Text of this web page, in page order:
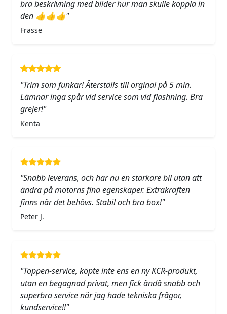
bra beskrivning med bilder hur man skulle koppla in
den 👍👍👍"
Frasse
"Trim som funkar! Återställs till orginal på 5 min.
Lämnar inga spår vid service som vid flashning. Bra
grejer!"
Kenta
"Snabb leverans, och har nu en starkare bil utan att
ändra på motorns fina egenskaper. Extrakraften
finns när det behövs. Stabil och bra box!"
Peter J.
"Toppen-service, köpte inte ens en ny KCR-produkt,
utan en begagnad privat, men fick ändå snabb och
superbra service när jag hade tekniska frågor,
kundservice!!"